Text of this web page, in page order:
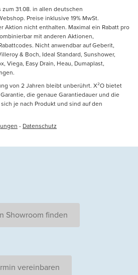
31.08. in allen deutschen
Preise inklusive 19% MwSt.
Aktion nicht enthalten. Maximal ein Rabatt pro
mit anderen Aktionen,
Nicht anwendbar auf Geberit,
& Boch, Ideal Standard, Sunshower,
Viega, Easy Drain, Heau, Dumaplast,
von 2 Jahren bleibt unberührt. X²O bietet
die genaue Garantiedauer und die
je nach Produkt und sind auf den
- Datenschutz
Showroom finden
vereinbaren